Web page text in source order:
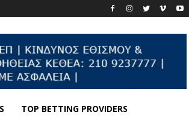
TOP BETTING PROVIDERS